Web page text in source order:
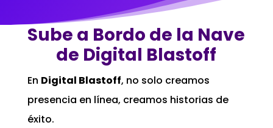
Sube a Bordo de la Nave
de Digital Blastoff
En Digital Blastoff, no solo creamos
presencia en línea, creamos historias de
éxito.